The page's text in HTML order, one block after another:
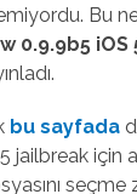
Bu
0.9.9b5
bu sayfada
jailbreak için
seçme